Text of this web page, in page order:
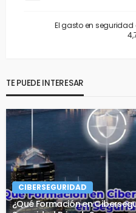
El gasto en
TE PUEDE INTERESAR
CIBERSEGURIDAD
¿Qué Formación en